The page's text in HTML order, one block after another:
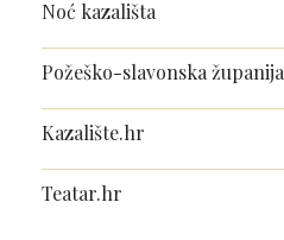
Noć kazališta
Požeško-slavonska županija
Kazalište.hr
Teatar.hr